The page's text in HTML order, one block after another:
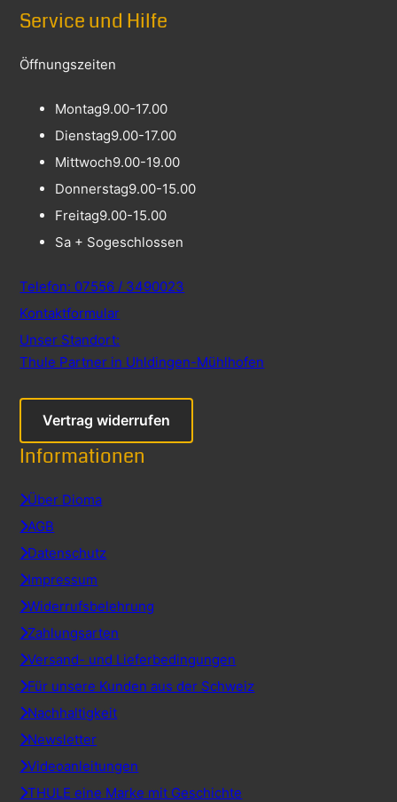
Service und Hilfe
Öffnungszeiten
Montag9.00-17.00
Dienstag9.00-17.00
Mittwoch9.00-19.00
Donnerstag9.00-15.00
Freitag9.00-15.00
Sa + Sogeschlossen
Telefon: 07556 / 3490023
Kontaktformular
Unser Standort:
Thule Partner in Uhldingen-Mühlhofen
Vertrag widerrufen
Informationen
Über Dioma
AGB
Datenschutz
Impressum
Widerrufsbelehrung
Zahlungsarten
Versand- und Lieferbedingungen
Für unsere Kunden aus der Schweiz
Nachhaltigkeit
Newsletter
Videoanleitungen
THULE eine Marke mit Geschichte